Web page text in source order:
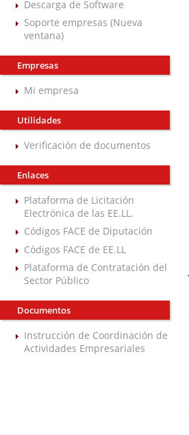
Descarga de Software
Soporte empresas (Nueva
ventana)
Empresas
Mi empresa
Utilidades
Verificación de documentos
Enlaces
Plataforma de Licitación
Electrónica de las EE.LL.
Códigos FACE de Diputación
Códigos FACE de EE.LL
Plataforma de Contratación del
Sector Público
Documentos
Instrucción de Coordinación de
Actividades Empresariales